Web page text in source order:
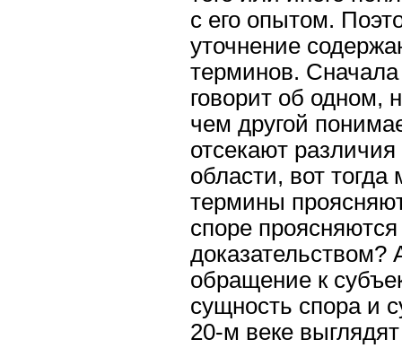
с его опытом.
уточнение
терминов. Сначала
говорит об одном,
чем другой
отсекают
области, вот
термины
споре
доказательством?
обращение к
сущность спора и
20-м веке